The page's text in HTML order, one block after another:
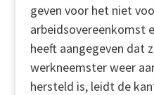
geven voor het niet
arbeidsovereenkomst
heeft aangegeven dat
werkneemster weer
hersteld is, leidt de